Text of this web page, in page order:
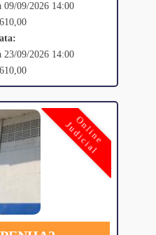
09/09/2026 14:00
23/09/2026 14:00
Online
Judicial